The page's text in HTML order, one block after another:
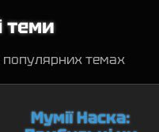
теми
популярних темах
Мумії Наска: